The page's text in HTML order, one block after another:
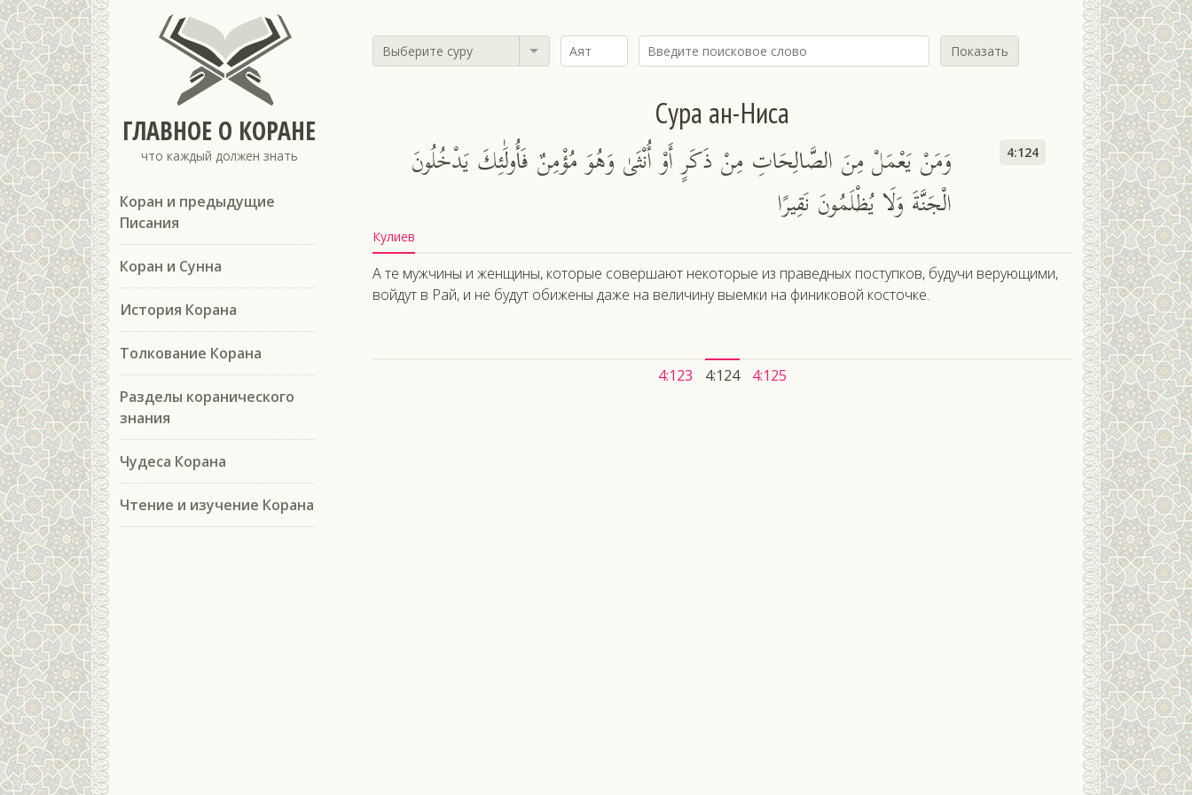
ГЛАВНОЕ О КОРАНЕ
что каждый должен знать
Коран и предыдущие
Писания
Коран и Сунна
История Корана
Толкование Корана
Разделы коранического
знания
Чудеса Корана
Чтение и изучение Корана
Выберите суру Показать
Сура ан-Ниса
وَمَنْ يَعْمَلْ مِنَ الصَّالِحَاتِ مِنْ ذَكَرٍ أَوْ أُنْثَىٰ وَهُوَ مُؤْمِنٌ فَأُولَٰئِكَ يَدْخُلُونَ
الْجَنَّةَ وَلَا يُظْلَمُونَ نَقِيرًا
4:124
Кулиев
А те мужчины и женщины, которые совершают некоторые из праведных поступков, будучи верующими,
войдут в Рай, и не будут обижены даже на величину выемки на финиковой косточке.
4:123 4:124 4:125